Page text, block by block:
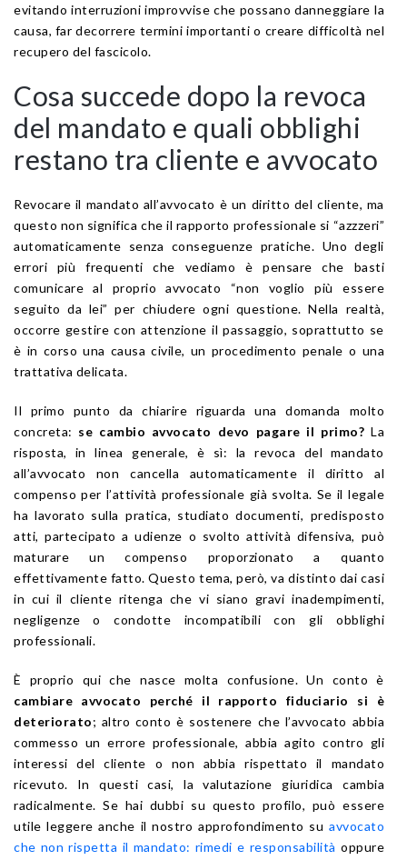
evitando interruzioni improvvise che possano danneggiare la
causa, far decorrere termini importanti o creare difficoltà nel
recupero del fascicolo.
Cosa succede dopo la revoca
del mandato e quali obblighi
restano tra cliente e avvocato
Revocare il mandato all’avvocato è un diritto del cliente, ma
questo non significa che il rapporto professionale si “azzzeri”
automaticamente senza conseguenze pratiche. Uno degli
errori più frequenti che vediamo è pensare che basti
comunicare al proprio avvocato “non voglio più essere
seguito da lei” per chiudere ogni questione. Nella realtà,
occorre gestire con attenzione il passaggio, soprattutto se
è in corso una causa civile, un procedimento penale o una
trattativa delicata.
Il primo punto da chiarire riguarda una domanda molto
concreta: se cambio avvocato devo pagare il primo? La
risposta, in linea generale, è sì: la revoca del mandato
all’avvocato non cancella automaticamente il diritto al
compenso per l’attività professionale già svolta. Se il legale
ha lavorato sulla pratica, studiato documenti, predisposto
atti, partecipato a udienze o svolto attività difensiva, può
maturare un compenso proporzionato a quanto
effettivamente fatto. Questo tema, però, va distinto dai casi
in cui il cliente ritenga che vi siano gravi inadempimenti,
negligenze o condotte incompatibili con gli obblighi
professionali.
È proprio qui che nasce molta confusione. Un conto è
cambiare avvocato perché il rapporto fiduciario si è
deteriorato; altro conto è sostenere che l’avvocato abbia
commesso un errore professionale, abbia agito contro gli
interessi del cliente o non abbia rispettato il mandato
ricevuto. In questi casi, la valutazione giuridica cambia
radicalmente. Se hai dubbi su questo profilo, può essere
utile leggere anche il nostro approfondimento su avvocato
che non rispetta il mandato: rimedi e responsabilità oppure